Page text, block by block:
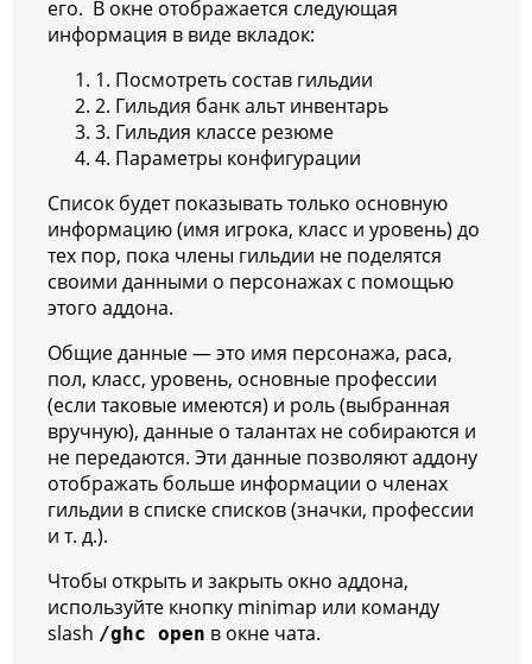
его. В окне отображается следующая
информация в виде вкладок:
1. Посмотреть состав гильдии
2. Гильдия банк альт инвентарь
3. Гильдия классе резюме
4. Параметры конфигурации
Список будет показывать только основную
информацию (имя игрока, класс и уровень) до
тех пор, пока члены гильдии не поделятся
своими данными о персонажах с помощью
этого аддона.
Общие данные — это имя персонажа, раса,
пол, класс, уровень, основные профессии
(если таковые имеются) и роль (выбранная
вручную), данные о талантах не собираются и
не передаются. Эти данные позволяют аддону
отображать больше информации о членах
гильдии в списке списков (значки, профессии
и т. д.).
Чтобы открыть и закрыть окно аддона,
используйте кнопку minimap или команду
slash /ghc open в окне чата.